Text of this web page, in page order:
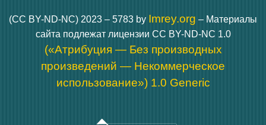
(CC BY-ND-NC) 2023 – 5783 by Imrey.org – Материалы
сайта подлежат лицензии CC BY-ND-NC 1.0
(«Атрибуция — Без производных
произведений — Некоммерческое
использование») 1.0 Generic